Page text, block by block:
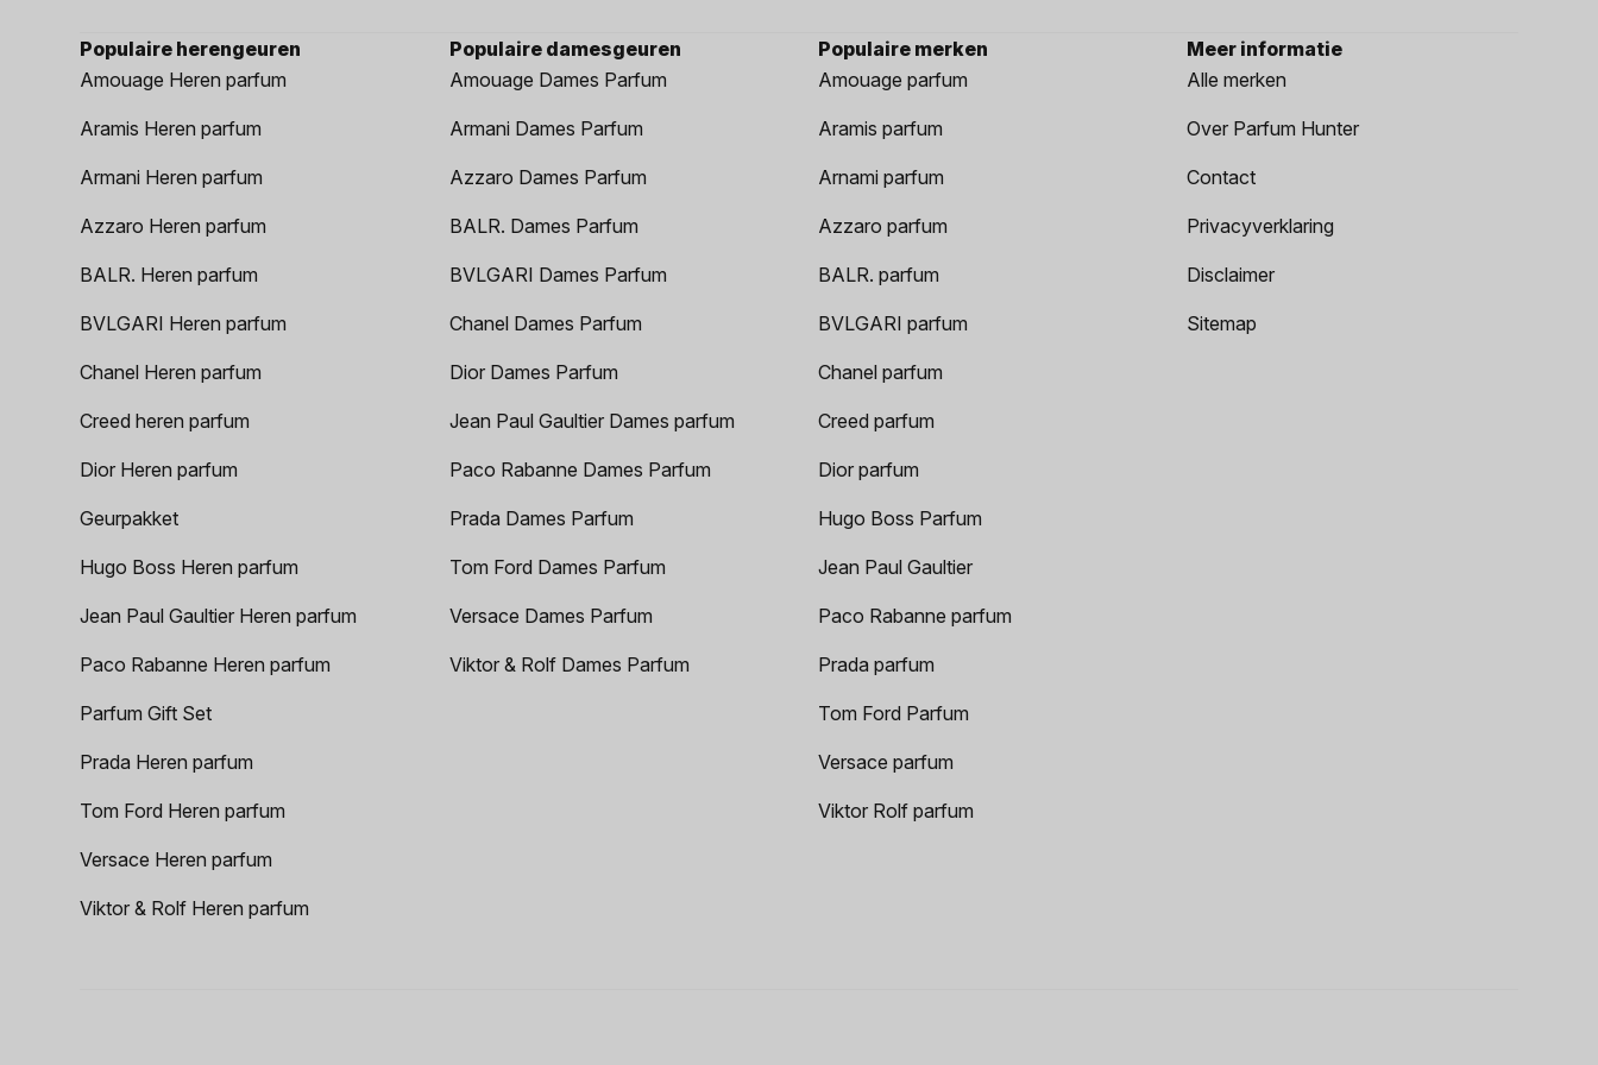
Populaire herengeuren
Amouage Heren parfum
Aramis Heren parfum
Armani Heren parfum
Azzaro Heren parfum
BALR. Heren parfum
BVLGARI Heren parfum
Chanel Heren parfum
Creed heren parfum
Dior Heren parfum
Geurpakket
Hugo Boss Heren parfum
Jean Paul Gaultier Heren parfum
Paco Rabanne Heren parfum
Parfum Gift Set
Prada Heren parfum
Tom Ford Heren parfum
Versace Heren parfum
Viktor & Rolf Heren parfum
Populaire damesgeuren
Amouage Dames Parfum
Armani Dames Parfum
Azzaro Dames Parfum
BALR. Dames Parfum
BVLGARI Dames Parfum
Chanel Dames Parfum
Dior Dames Parfum
Jean Paul Gaultier Dames parfum
Paco Rabanne Dames Parfum
Prada Dames Parfum
Tom Ford Dames Parfum
Versace Dames Parfum
Viktor & Rolf Dames Parfum
Populaire merken
Amouage parfum
Aramis parfum
Arnami parfum
Azzaro parfum
BALR. parfum
BVLGARI parfum
Chanel parfum
Creed parfum
Dior parfum
Hugo Boss Parfum
Jean Paul Gaultier
Paco Rabanne parfum
Prada parfum
Tom Ford Parfum
Versace parfum
Viktor Rolf parfum
Meer informatie
Alle merken
Over Parfum Hunter
Contact
Privacyverklaring
Disclaimer
Sitemap